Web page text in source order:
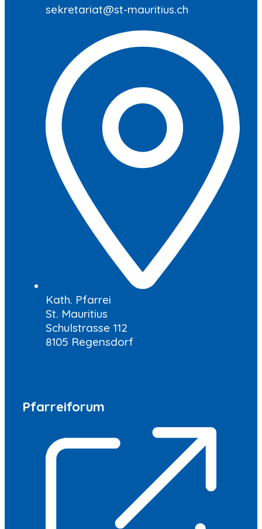
sekretariat@st-mauritius.ch
Kath. Pfarrei
St. Mauritius
Schulstrasse 112
8105 Regensdorf
Pfarreiforum